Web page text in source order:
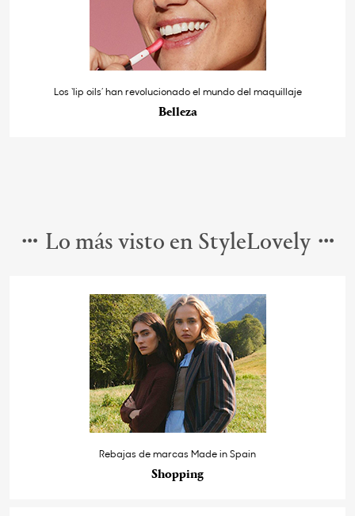
Los ‘lip oils’ han revolucionado el mundo del maquillaje
Belleza
Lo más visto en StyleLovely
Rebajas de marcas Made in Spain
Shopping